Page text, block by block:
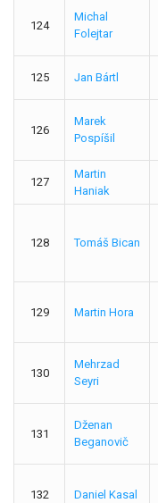
124
Michal
Folejtar
125 Jan Bártl
126
Marek
Pospíšil
127
Martin
Haniak
128 Tomáš Bican
129 Martin Hora
130
Mehrzad
Seyri
131
Dženan
Beganovič
132 Daniel Kasal